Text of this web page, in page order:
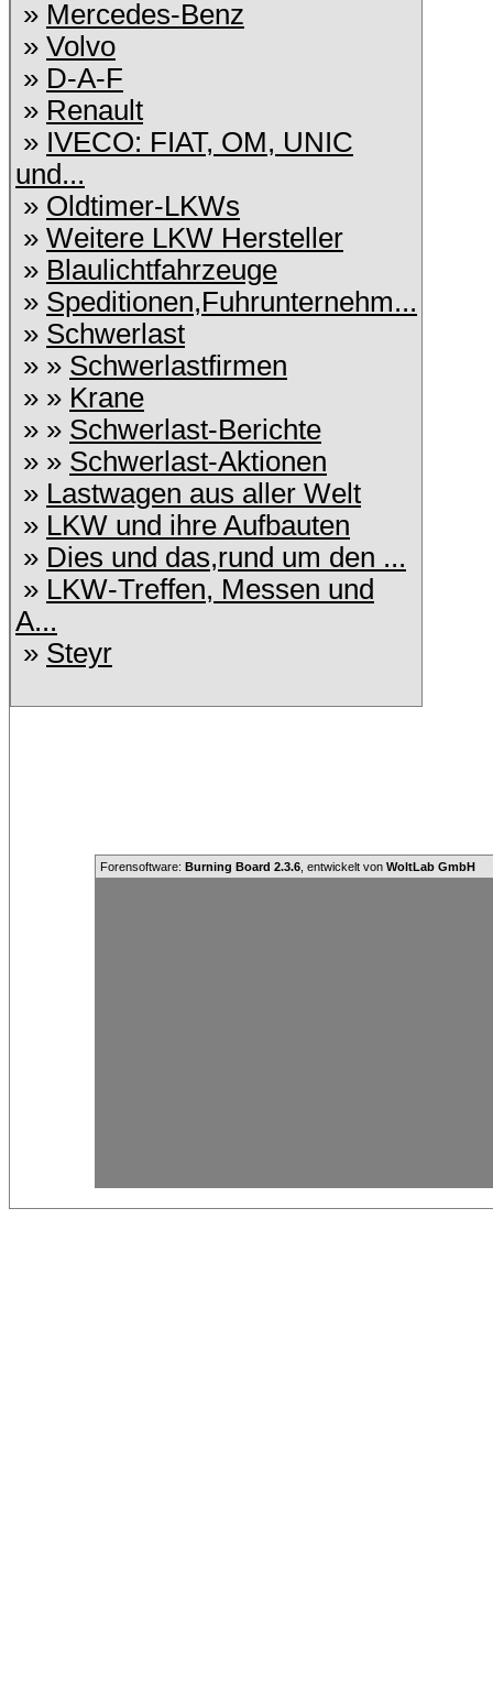
» Mercedes-Benz
» Volvo
» D-A-F
» Renault
» IVECO: FIAT, OM, UNIC
und...
» Oldtimer-LKWs
» Weitere LKW Hersteller
» Blaulichtfahrzeuge
» Speditionen,Fuhrunternehm...
» Schwerlast
» » Schwerlastfirmen
» » Krane
» » Schwerlast-Berichte
» » Schwerlast-Aktionen
» Lastwagen aus aller Welt
» LKW und ihre Aufbauten
» Dies und das,rund um den ...
» LKW-Treffen, Messen und
A...
» Steyr
Forensoftware: Burning Board 2.3.6, entwickelt von WoltLab GmbH